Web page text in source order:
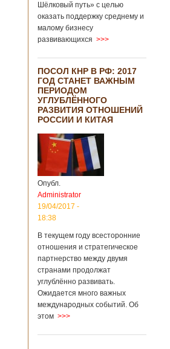
Шёлковый путь» с целью
оказать поддержку среднему и
малому бизнесу
развивающихся >>>
ПОСОЛ КНР В РФ: 2017
ГОД СТАНЕТ ВАЖНЫМ
ПЕРИОДОМ
УГЛУБЛЁННОГО
РАЗВИТИЯ ОТНОШЕНИЙ
РОССИИ И КИТАЯ
Опубл.
Administrator
19/04/2017 -
18:38
В текущем году всесторонние
отношения и стратегическое
партнерство между двумя
странами продолжат
углублённо развивать.
Ожидается много важных
международных событий. Об
этом >>>